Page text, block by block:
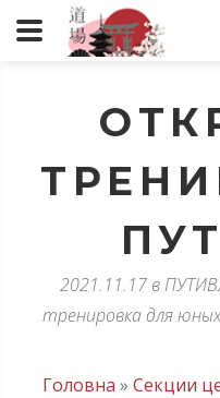
2021.11.17 в
тренировка для
Головна » Секции